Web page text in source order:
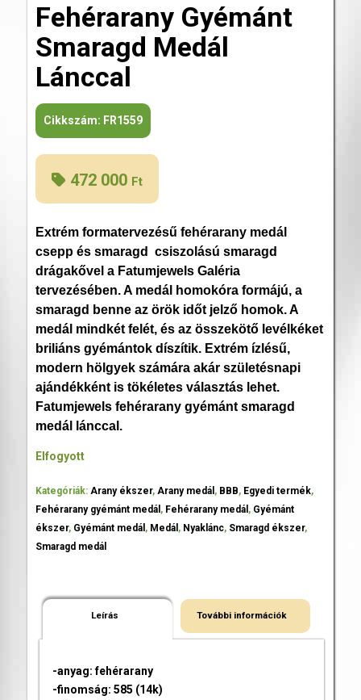
Fehérarany Gyémánt
Smaragd Medál
Lánccal
Cikkszám: FR1559
472 000 Ft
Extrém formatervezésű fehérarany medál
csepp és smaragd csiszolású smaragd
drágakővel a Fatumjewels Galéria
tervezésében. A medál homokóra formájú, a
smaragd benne az örök időt jelző homok. A
medál mindkét felét, és az összekötő levélkéket
briliáns gyémántok díszítik. Extrém ízlésű,
modern hölgyek számára akár születésnapi
ajándékként is tökéletes választás lehet.
Fatumjewels fehérarany gyémánt smaragd
medál lánccal.
Elfogyott
Kategóriák: Arany ékszer, Arany medál , BBB, Egyedi termék,
Fehérarany gyémánt medál , Fehérarany medál , Gyémánt
ékszer, Gyémánt medál , Medál , Nyaklánc, Smaragd ékszer,
Smaragd medál
Leírás További információk
-anyag: fehérarany
-finomság: 585 (14k)